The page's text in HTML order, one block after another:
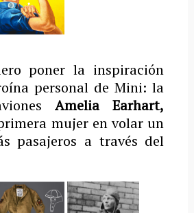
poner la inspiración
personal de Mini: la
Amelia Earhart,
mujer en volar un
pasajeros a través del